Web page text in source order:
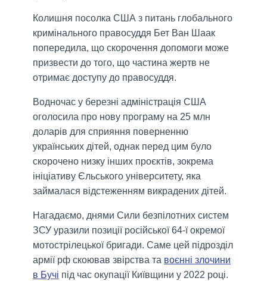
Колишня посолка США з питань глобального
кримінального правосуддя Бет Ван Шаак
попередила, що скорочення допомоги може
призвести до того, що частина жертв не
отримає доступу до правосуддя.
Водночас у березні адміністрація США
оголосила про нову програму на 25 млн
доларів для сприяння поверненню
українських дітей, однак перед цим було
скорочено низку інших проєктів, зокрема
ініціативу Єльського університету, яка
займалася відстеженням викрадених дітей.
Нагадаємо, днями Сили безпілотних систем
ЗСУ уразили позиції російської 64-ї окремої
мотострілецької бригади. Саме цей підрозділ
армії рф скоював звірства та воєнні злочини
в Бучі під час окупації Київщини у 2022 році.